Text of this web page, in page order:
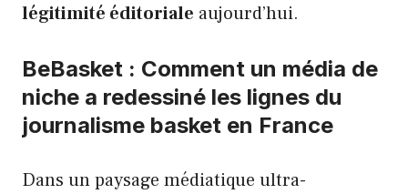
légitimité éditoriale aujourd’hui.
BeBasket : Comment un média de
niche a redessiné les lignes du
journalisme basket en France
Dans un paysage médiatique ultra-